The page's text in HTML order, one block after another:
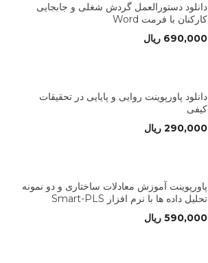
دانلود دستورالعمل گردش شغلی و جابجایی
کارکنان با فرمت Word
690,000 ریال
دانلود پاورپوینت روایی و پایایی در تحقیقات
کیفی
290,000 ریال
پاورپوینت آموزش معادلات ساختاری و دو نمونه
تحلیل داده ها با نرم افزار Smart-PLS
590,000 ریال